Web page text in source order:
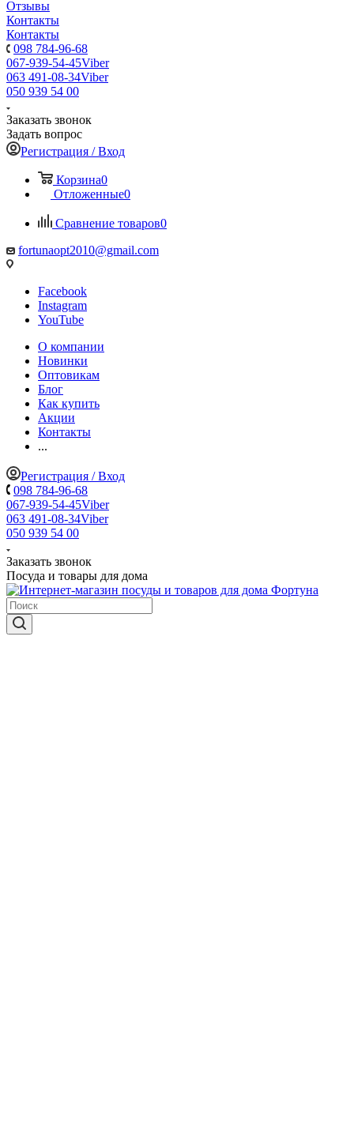
Отзывы
Контакты
Контакты
098 784-96-68
067-939-54-45Viber
063 491-08-34Viber
050 939 54 00
Заказать звонок
Задать вопрос
Регистрация / Вход
Корзина0
Отложенные0
Сравнение товаров0
fortunaopt2010@gmail.com
Facebook
Instagram
YouTube
О компании
Новинки
Оптовикам
Блог
Как купить
Акции
Контакты
...
Регистрация / Вход
098 784-96-68
067-939-54-45Viber
063 491-08-34Viber
050 939 54 00
Заказать звонок
Посуда и товары для дома